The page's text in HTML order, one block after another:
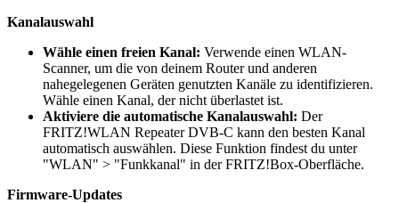
Kanalauswahl
Wähle einen freien Kanal: Verwende einen WLAN-
Scanner, um die von deinem Router und anderen
nahegelegenen Geräten genutzten Kanäle zu identifizieren.
Wähle einen Kanal, der nicht überlastet ist.
Aktiviere die automatische Kanalauswahl: Der
FRITZ!WLAN Repeater DVB-C kann den besten Kanal
automatisch auswählen. Diese Funktion findest du unter
"WLAN" > "Funkkanal" in der FRITZ!Box-Oberfläche.
Firmware-Updates